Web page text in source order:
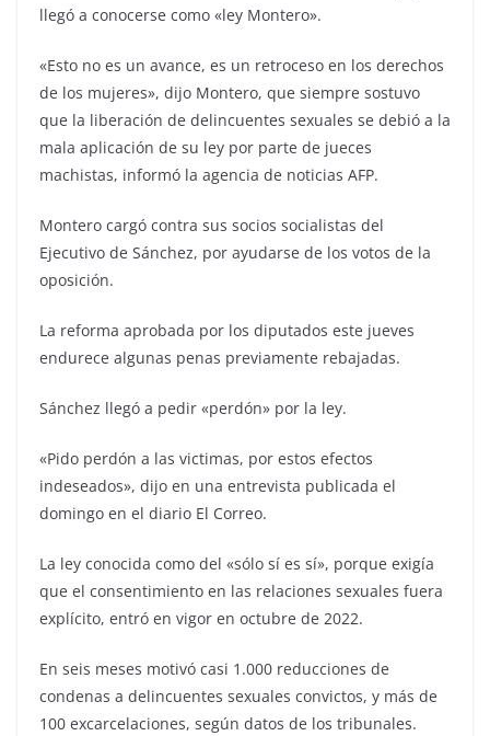
llegó a conocerse como «ley Montero».
«Esto no es un avance, es un retroceso en los derechos
de los mujeres», dijo Montero, que siempre sostuvo
que la liberación de delincuentes sexuales se debió a la
mala aplicación de su ley por parte de jueces
machistas, informó la agencia de noticias AFP.
Montero cargó contra sus socios socialistas del
Ejecutivo de Sánchez, por ayudarse de los votos de la
oposición.
La reforma aprobada por los diputados este jueves
endurece algunas penas previamente rebajadas.
Sánchez llegó a pedir «perdón» por la ley.
«Pido perdón a las victimas, por estos efectos
indeseados», dijo en una entrevista publicada el
domingo en el diario El Correo.
La ley conocida como del «sólo sí es sí», porque exigía
que el consentimiento en las relaciones sexuales fuera
explícito, entró en vigor en octubre de 2022.
En seis meses motivó casi 1.000 reducciones de
condenas a delincuentes sexuales convictos, y más de
100 excarcelaciones, según datos de los tribunales.